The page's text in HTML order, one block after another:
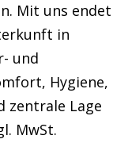
Mit uns endet
in
und
Hygiene,
zentrale Lage
MwSt.